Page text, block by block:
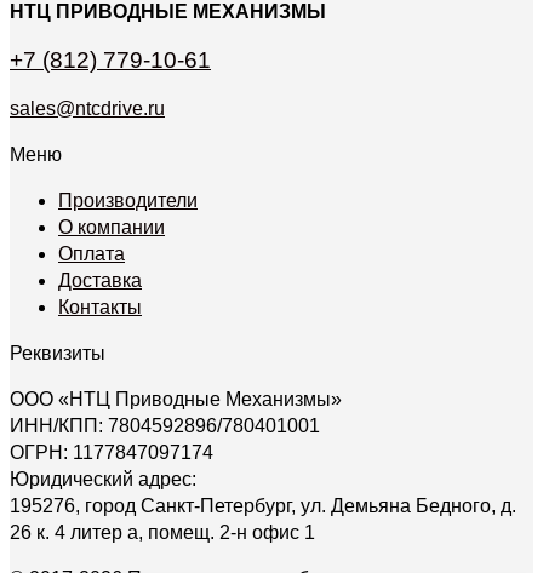
НТЦ ПРИВОДНЫЕ МЕХАНИЗМЫ
+7 (812) 779-10-61
sales@ntcdrive.ru
Меню
Производители
О компании
Оплата
Доставка
Контакты
Реквизиты
ООО «НТЦ Приводные Механизмы»
ИНН/КПП: 7804592896/780401001
ОГРН: 1177847097174
Юридический адрес:
195276, город Санкт-Петербург, ул. Демьяна Бедного, д.
26 к. 4 литер а, помещ. 2-н офис 1